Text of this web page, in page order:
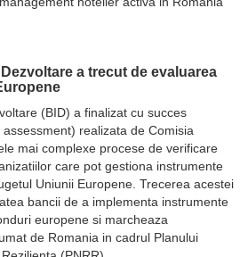
a trecut de evaluarea
(BID) a finalizat cu succes
realizata de Comisia
mai complexe procese de verificare
care pot gestiona instrumente
Uniunii Europene. Trecerea acestei
bancii de a implementa instrumente
europene si marcheaza
de Romania in cadrul Planului